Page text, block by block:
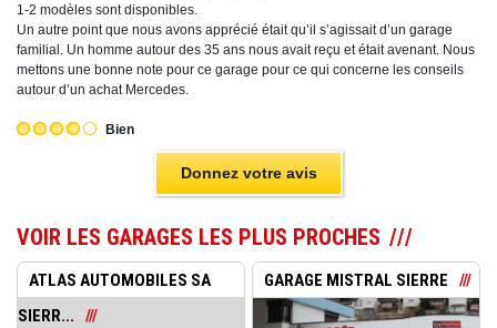
1-2 modèles sont disponibles.
Un autre point que nous avons apprécié était qu’il s’agissait d’un garage
familial. Un homme autour des 35 ans nous avait reçu et était avenant. Nous
mettons une bonne note pour ce garage pour ce qui concerne les conseils
autour d’un achat Mercedes.
Bien
Donnez votre avis
VOIR LES GARAGES LES PLUS PROCHES
ATLAS AUTOMOBILES SA
SIERR...
GARAGE MISTRAL SIERRE